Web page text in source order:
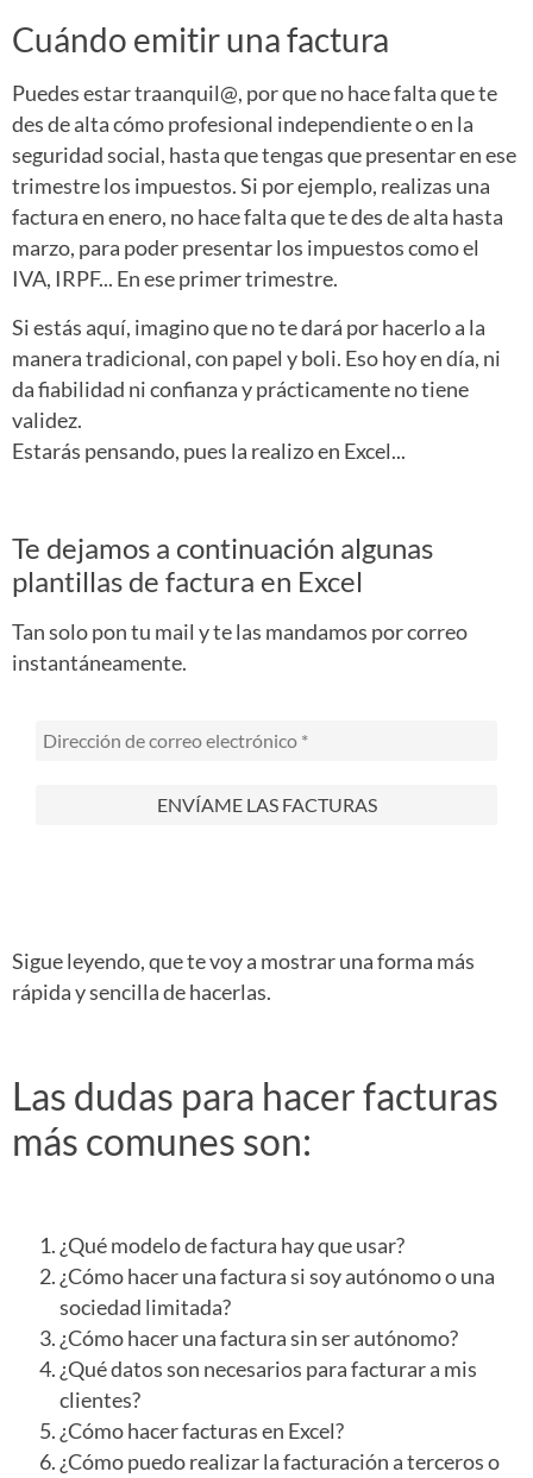
Cuándo emitir una factura
Puedes estar traanquil@, por que no hace falta que te
des de alta cómo profesional independiente o en la
seguridad social, hasta que tengas que presentar en ese
trimestre los impuestos. Si por ejemplo, realizas una
factura en enero, no hace falta que te des de alta hasta
marzo, para poder presentar los impuestos como el
IVA, IRPF... En ese primer trimestre.
Si estás aquí, imagino que no te dará por hacerlo a la
manera tradicional, con papel y boli. Eso hoy en día, ni
da fiabilidad ni confianza y prácticamente no tiene
validez.
Estarás pensando, pues la realizo en Excel...
Te dejamos a continuación algunas
plantillas de factura en Excel
Tan solo pon tu mail y te las mandamos por correo
instantáneamente.
Sigue leyendo, que te voy a mostrar una forma más
rápida y sencilla de hacerlas.
Las dudas para hacer facturas
más comunes son:
¿Qué modelo de factura hay que usar?
¿Cómo hacer una factura si soy autónomo o una
sociedad limitada?
¿Cómo hacer una factura sin ser autónomo?
¿Qué datos son necesarios para facturar a mis
clientes?
¿Cómo hacer facturas en Excel?
¿Cómo puedo realizar la facturación a terceros o